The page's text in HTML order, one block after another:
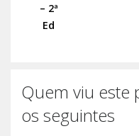
– 2ª
Ed
Quem viu este
os seguintes